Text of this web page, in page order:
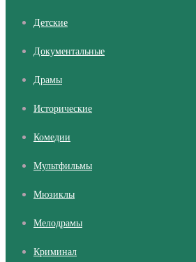
Детские
Документальные
Драмы
Исторические
Комедии
Мультфильмы
Мюзиклы
Мелодрамы
Криминал